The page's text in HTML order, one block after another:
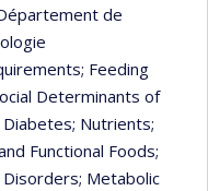
de
; Feeding
Determinants of
Diabetes; Nutrients;
Functional Foods;
Disorders; Metabolic